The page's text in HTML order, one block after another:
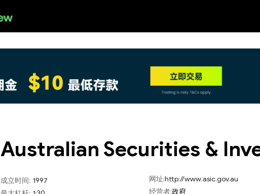
Australian Securities &
成立时间: 1997
网址:http://www.asic.gov.au
经营者:政府